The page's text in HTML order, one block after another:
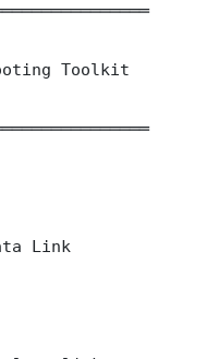
Toolkit
Link